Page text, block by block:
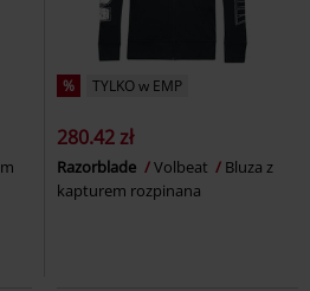
% TYLKO w EMP
280.42 zł
Razorblade Volbeat
Bluza z
kapturem rozpinana